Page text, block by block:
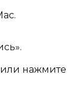
нажмите